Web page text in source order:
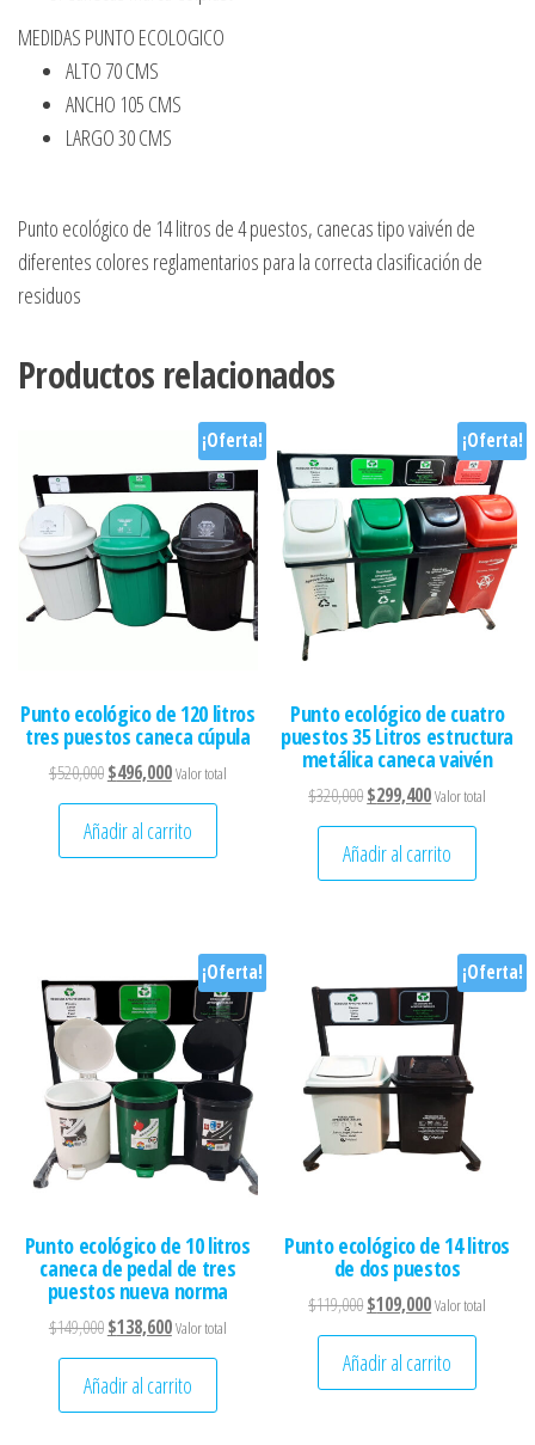
MEDIDAS PUNTO ECOLOGICO
ALTO 70 CMS
ANCHO 105 CMS
LARGO 30 CMS
Punto ecológico de 14 litros de 4 puestos, canecas tipo vaivén de
diferentes colores reglamentarios para la correcta clasificación de
residuos
Productos relacionados
¡Oferta!
Punto ecológico de 120 litros
tres puestos caneca cúpula
$520,000El precio original era: $520,000.
$496,000El precio actual es: $496,000.
Valor total
Añadir al carrito
¡Oferta!
Punto ecológico de cuatro
puestos 35 Litros estructura
metálica caneca vaivén
$320,000El precio original era:
$299,400El precio actual
Valor total
Añadir al carrito
¡Oferta!
Punto ecológico de 10 litros
caneca de pedal de tres
puestos nueva norma
$149,000El precio original era: $149,000.
$138,600El precio actual es: $138,600.
Valor total
Añadir al carrito
¡Oferta!
Punto ecológico de 14 litros
de dos puestos
$119,000El precio original era:
$109,000El precio actual
Valor total
Añadir al carrito